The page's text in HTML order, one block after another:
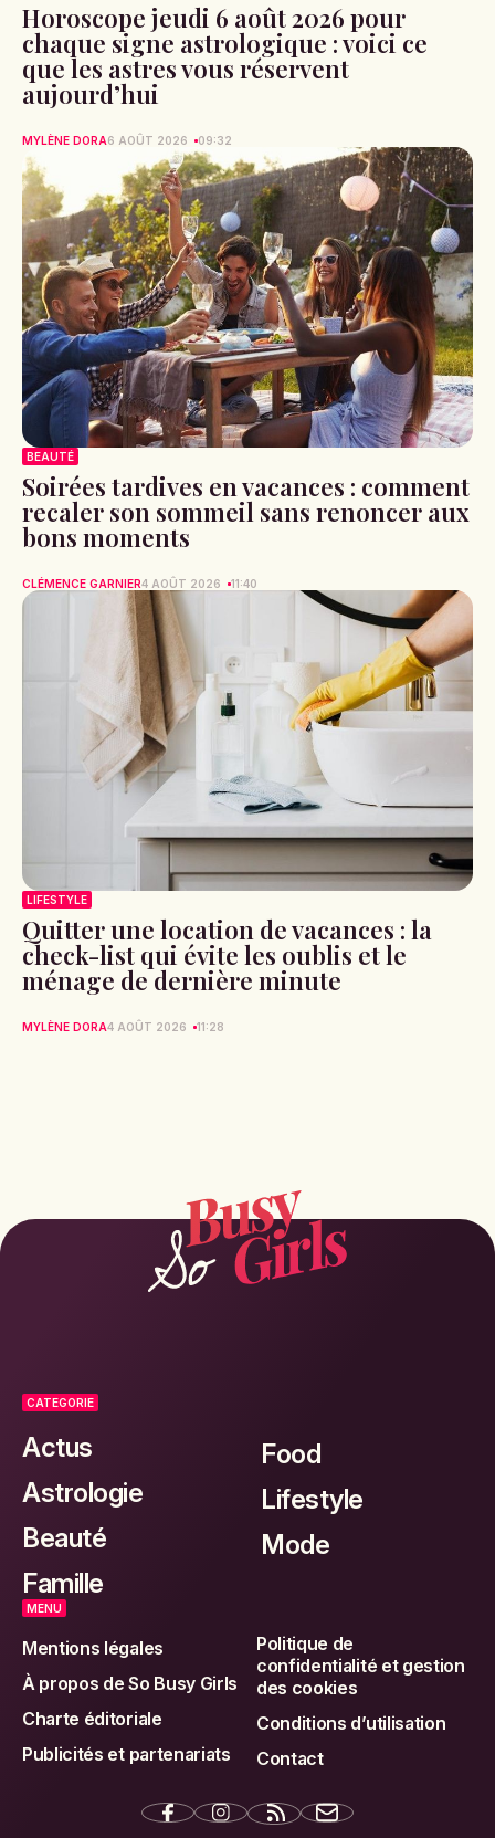
Horoscope jeudi 6 août 2026 pour
chaque signe astrologique : voici ce
que les astres vous réservent
aujourd’hui
MYLÈNE DORA6 AOÛT 2026 09:32
BEAUTÉ
Soirées tardives en vacances : comment
recaler son sommeil sans renoncer aux
bons moments
CLÉMENCE GARNIER4 AOÛT 2026 11:40
LIFESTYLE
Quitter une location de vacances : la
check-list qui évite les oublis et le
ménage de dernière minute
MYLÈNE DORA4 AOÛT 2026 11:28
CATEGORIE
Actus
Astrologie
Beauté
Famille
Food
Lifestyle
Mode
MENU
Mentions légales
À propos de So Busy Girls
Charte éditoriale
Publicités et partenariats
Politique de
confidentialité et gestion
des cookies
Conditions d’utilisation
Contact